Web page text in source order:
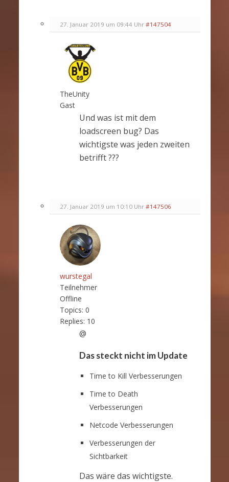
27. Januar 2019 um 09:44 Uhr #147504
TheUnity
Gast
Und was ist mit dem
loadscreen bug? Das
wichtigste was jeden zweiten
betrifft ???
27. Januar 2019 um 10:10 Uhr #147506
wurstegal
Teilnehmer
Offline
Topics: 0
Replies: 10
@
Das steckt nicht im Update
Time to Kill Verbesserungen
Time to Death
Verbesserungen
Netcode Verbesserungen
Verbesserungen der
Sichtbarkeit
Das wäre das wichtigste.